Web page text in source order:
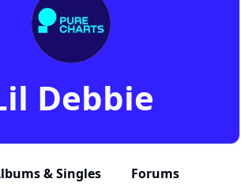
Debbie
& Singles Forums